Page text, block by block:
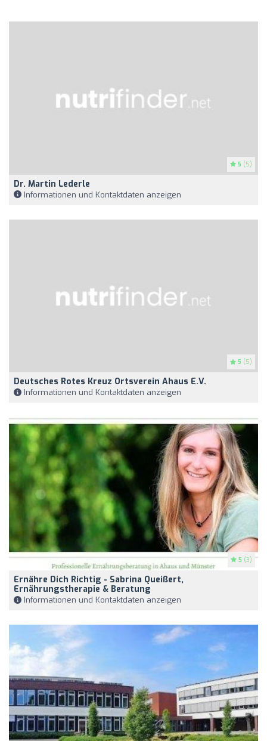
5 (5)
Dr. Martin Lederle
Informationen und Kontaktdaten anzeigen
5 (5)
Deutsches Rotes Kreuz Ortsverein Ahaus E.V.
Informationen und Kontaktdaten anzeigen
5 (3)
Ernähre Dich Richtig - Sabrina Queißert,
Ernährungstherapie & Beratung
Informationen und Kontaktdaten anzeigen